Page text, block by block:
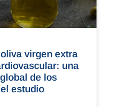
virgen extra
una
de los
estudio